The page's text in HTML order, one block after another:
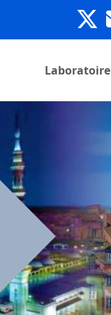
Laboratoire